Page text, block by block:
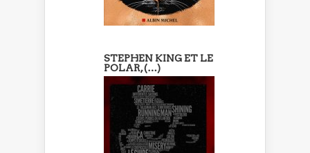
STEPHEN KING ET LE
POLAR, (…)